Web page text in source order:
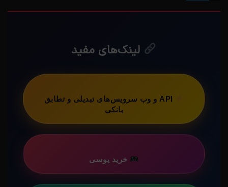
لینک‌های مفید
API و وب سرویس‌های تبدیلی و تطابق
بانکی
خرید یوسی